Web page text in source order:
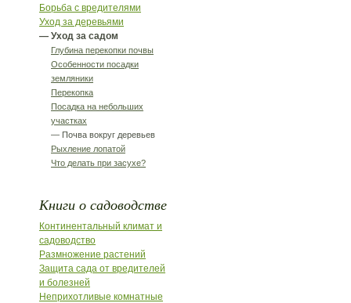
Борьба с вредителями
Уход за деревьями
— Уход за садом
Глубина перекопки почвы
Особенности посадки
земляники
Перекопка
Посадка на небольших
участках
— Почва вокруг деревьев
Рыхление лопатой
Что делать при засухе?
Книги о садоводстве
Континентальный климат и
садоводство
Размножение растений
Защита сада от вредителей
и болезней
Неприхотливые комнатные